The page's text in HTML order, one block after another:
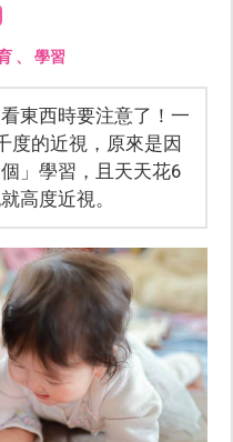
、 學習
東西時要注意了！一
度的近視，原來是因
」學習，且天天花6
高度近視。